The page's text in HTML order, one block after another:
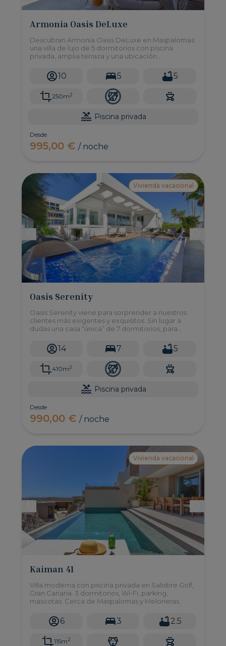
Armonia Oasis DeLuxe
Descubran Armonia Oasis DeLuxe en Maspalomas:
una villa de lujo de 5 dormitorios con piscina
privada, amplia terraza y una ubicación
familias y grupos!
10 5 5
250m2
Piscina privada
Desde
995,00 €/ noche
Vivienda vacacional
Oasis Serenity
Oasis Serenity viene para sorprender a nuestros
clientes más exigentes y exquisitos. Sin lugar a
dudas una casa “única” de 7 dormitorios, para
una inmejorable ubicación de Maspalomas
14 7 5
410m2
Piscina privada
Desde
990,00 €/ noche
Vivienda vacacional
Kaiman 41
Villa moderna con piscina privada en Salobre Golf,
Gran Canaria. 3 dormitorios, Wi-Fi, parking,
mascotas. Cerca de Maspalomas y Meloneras.
6 3 2.5
115m2